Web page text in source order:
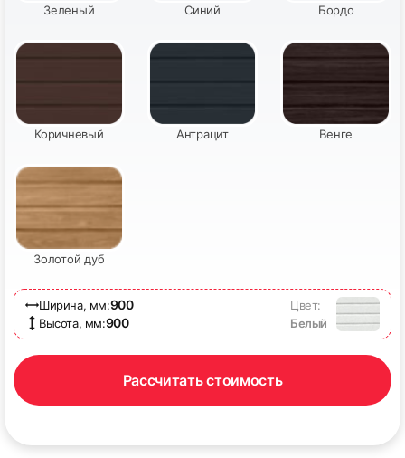
17 18
Зеленый Синий Бордо
Коричневый Антрацит Венге
Золотой дуб
Ширина, мм:900
Высота, мм:900
Цвет:
Белый
Рассчитать стоимость